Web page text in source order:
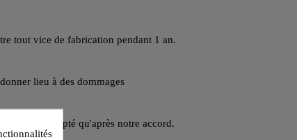
tout vice de fabrication pendant 1 an.
lieu à des dommages
peut être accepté qu'après notre accord.